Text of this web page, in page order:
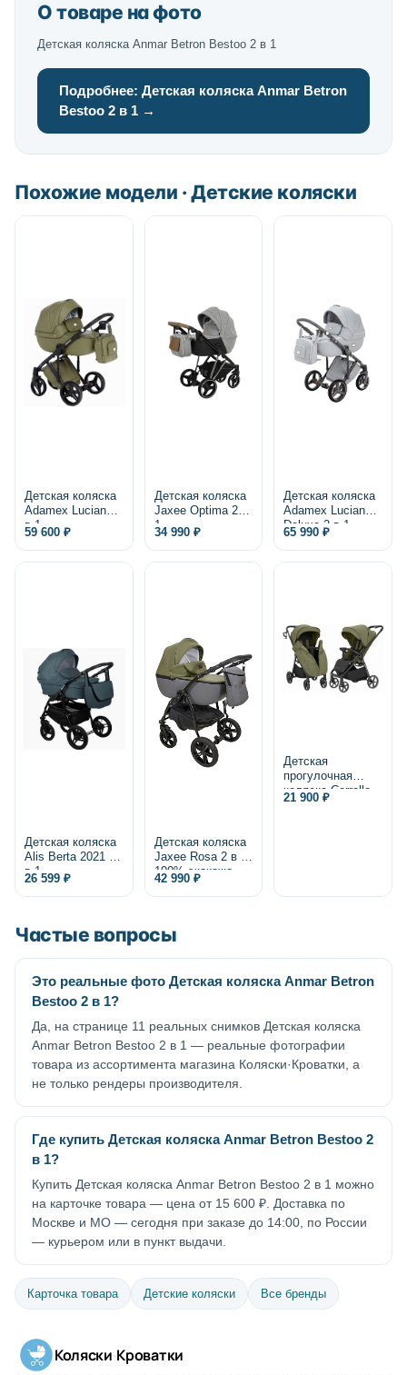
О товаре на фото
Детская коляска Anmar Betron Bestoo 2 в 1
Подробнее: Детская коляска Anmar Betron
Bestoo 2 в 1 →
Похожие модели · Детские коляски
Детская коляска
Adamex Luciano 2
в 1
59 600 ₽
Детская коляска
Jaxee Optima 2 в
1
34 990 ₽
Детская коляска
Adamex Luciano
Deluxe 2 в 1,
экокожа
65 990 ₽
Детская коляска
Alis Berta 2021 2
в 1
26 599 ₽
Детская коляска
Jaxee Rosa 2 в 1,
100% экокожа
42 990 ₽
Детская
прогулочная
коляска Carrello
Bravo Lite CRL-
21 900 ₽
Частые вопросы
Это реальные фото Детская коляска Anmar Betron
Bestoo 2 в 1?
Да, на странице 11 реальных снимков Детская коляска
Anmar Betron Bestoo 2 в 1 — реальные фотографии
товара из ассортимента магазина Коляски·Кроватки, а
не только рендеры производителя.
Где купить Детская коляска Anmar Betron Bestoo 2
в 1?
Купить Детская коляска Anmar Betron Bestoo 2 в 1 можно
на карточке товара — цена от 15 600 ₽. Доставка по
Москве и МО — сегодня при заказе до 14:00, по России
— курьером или в пункт выдачи.
Карточка товара Детские коляски Все бренды
Коляски·Кроватки